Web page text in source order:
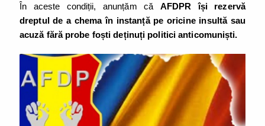
În aceste condiții, anunțăm că AFDPR își rezervă
dreptul de a chema în instanță pe oricine insultă sau
acuză fără probe foști deținuți politici anticomuniști.